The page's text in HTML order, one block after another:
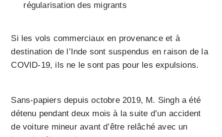
régularisation des migrants
Si les vols commerciaux en provenance et à
destination de l’Inde sont suspendus en raison de la
COVID-19, ils ne le sont pas pour les expulsions.
Sans-papiers depuis octobre 2019, M. Singh a été
détenu pendant deux mois à la suite d’un accident
de voiture mineur avant d’être relâché avec un